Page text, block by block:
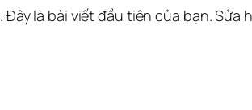
Đây là bài viết đầu tiên của bạn.